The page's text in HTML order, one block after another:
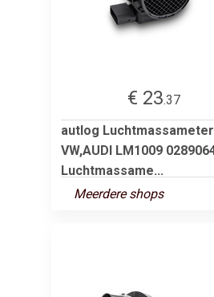
€ 23.37
autlog Luchtmassameter
VW,AUDI LM1009
Luchtmassame...
Meerdere shops